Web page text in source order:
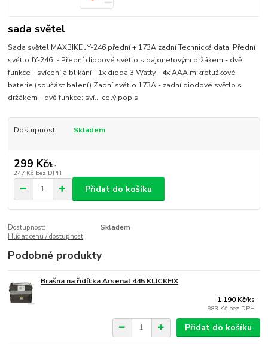
sada světel
Sada světel MAXBIKE JY-246 přední + 173A zadní Technická data: Přední
světlo JY-246: - Přední diodové světlo s bajonetovým držákem - dvě
funkce - svícení a blikání - 1x dioda 3 Watty - 4x AAA mikrotužkové
baterie (součást balení) Zadní světlo 173A - zadní diodové světlo s
držákem - dvě funkce: sví... celý popis
Dostupnost Skladem
299 Kč/ks
247 Kč bez DPH
Přidat do košíku
Dostupnost:
Skladem
Hlídat cenu / dostupnost
Podobné produkty
Brašna na řidítka Arsenal 445 KLICKFIX
1 190 Kč/ks
983 Kč bez DPH
Přidat do košíku